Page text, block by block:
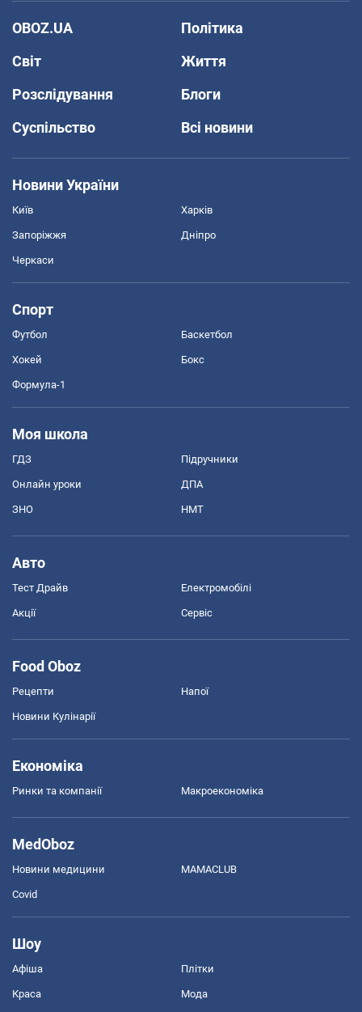
OBOZ.UA
Політика
Світ
Життя
Розслідування
Блоги
Суспільство
Всі новини
Новини України
Київ Харків
Запоріжжя Дніпро
Черкаси
Спорт
Футбол Баскетбол
Хокей Бокс
Формула-1
Моя школа
ГДЗ Підручники
Онлайн уроки ДПА
ЗНО НМТ
Авто
Тест Драйв Електромобілі
Акції Сервіс
Food Oboz
Рецепти Напої
Новини Кулінарії
Економіка
Ринки та компанії Макроекономіка
MedOboz
Новини медицини MAMACLUB
Covid
Шоу
Афіша Плітки
Краса Мода